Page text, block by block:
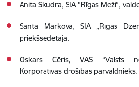
Anita Skudra, SIA “Rīgas Meži”,
Santa Markova, SIA „Rīgas
priekšsēdētāja.
Oskars Cēris, VAS “Valsts
Korporatīvās drošības pārvaldnieks.